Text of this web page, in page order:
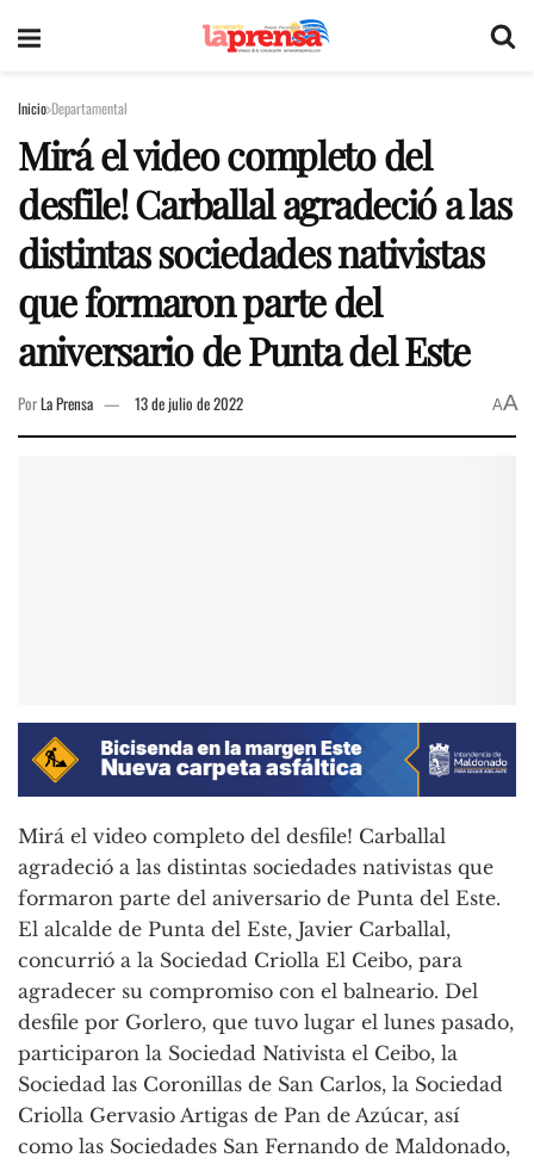
Inicio Departamental
Mirá el video completo del
desfile! Carballal agradeció a las
distintas sociedades nativistas
que formaron parte del
aniversario de Punta del Este
PorLa Prensa 13 de julio de 2022 AA
Mirá el video completo del desfile! Carballal
agradeció a las distintas sociedades nativistas que
formaron parte del aniversario de Punta del Este.
El alcalde de Punta del Este, Javier Carballal,
concurrió a la Sociedad Criolla El Ceibo, para
agradecer su compromiso con el balneario. Del
desfile por Gorlero, que tuvo lugar el lunes pasado,
participaron la Sociedad Nativista el Ceibo, la
Sociedad las Coronillas de San Carlos, la Sociedad
Criolla Gervasio Artigas de Pan de Azúcar, así
como las Sociedades San Fernando de Maldonado,